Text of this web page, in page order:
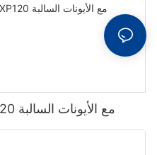
جهاز شطف الهواء UBMXP120 مع الأيونات السالبة